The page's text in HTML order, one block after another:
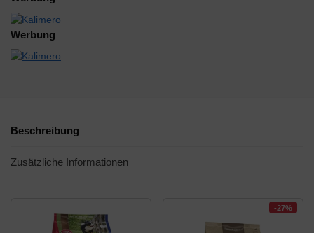
Werbung
Beschreibung
Zusätzliche Informationen
-27%